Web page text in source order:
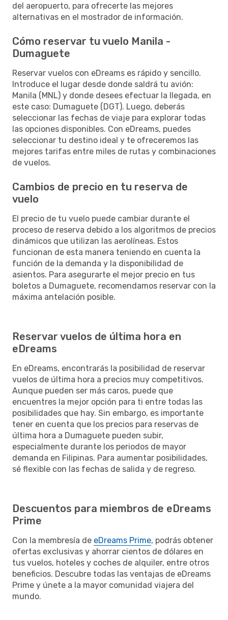
del aeropuerto, para ofrecerte las mejores
alternativas en el mostrador de información.
Cómo reservar tu vuelo Manila -
Dumaguete
Reservar vuelos con eDreams es rápido y sencillo.
Introduce el lugar desde donde saldrá tu avión:
Manila (MNL) y donde desees efectuar la llegada, en
este caso: Dumaguete (DGT). Luego, deberás
seleccionar las fechas de viaje para explorar todas
las opciones disponibles. Con eDreams, puedes
seleccionar tu destino ideal y te ofreceremos las
mejores tarifas entre miles de rutas y combinaciones
de vuelos.
Cambios de precio en tu reserva de
vuelo
El precio de tu vuelo puede cambiar durante el
proceso de reserva debido a los algoritmos de precios
dinámicos que utilizan las aerolíneas. Estos
funcionan de esta manera teniendo en cuenta la
función de la demanda y la disponibilidad de
asientos. Para asegurarte el mejor precio en tus
boletos a Dumaguete, recomendamos reservar con la
máxima antelación posible.
Reservar vuelos de última hora en
eDreams
En eDreams, encontrarás la posibilidad de reservar
vuelos de última hora a precios muy competitivos.
Aunque pueden ser más caros, puede que
encuentres la mejor opción para ti entre todas las
posibilidades que hay. Sin embargo, es importante
tener en cuenta que los precios para reservas de
última hora a Dumaguete pueden subir,
especialmente durante los periodos de mayor
demanda en Filipinas. Para aumentar posibilidades,
sé flexible con las fechas de salida y de regreso.
Descuentos para miembros de eDreams
Prime
Con la membresía de eDreams Prime, podrás obtener
ofertas exclusivas y ahorrar cientos de dólares en
tus vuelos, hoteles y coches de alquiler, entre otros
beneficios. Descubre todas las ventajas de eDreams
Prime y únete a la mayor comunidad viajera del
mundo.